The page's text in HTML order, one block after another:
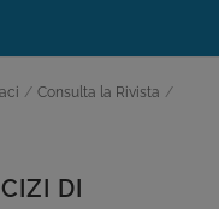
/ Consulta la Rivista /
DI